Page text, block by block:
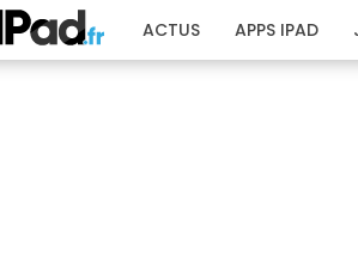
ACTUS APPS IPAD